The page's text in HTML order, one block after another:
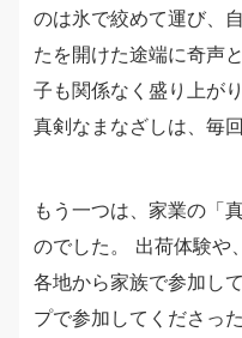
のは氷で絞めて運び、
たを開けた途端に奇声
子も関係なく盛り上が
真剣なまなざしは、毎
もう一つは、家業の「
のでした。 出荷体験や
各地から家族で参加し
プで参加してくださっ